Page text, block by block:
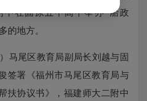
中在固原五中高中举办“船政
的地方。
尾区教育局副局长刘越与固
签署《福州市马尾区教育局与
扶协议书》，福建师大二附中